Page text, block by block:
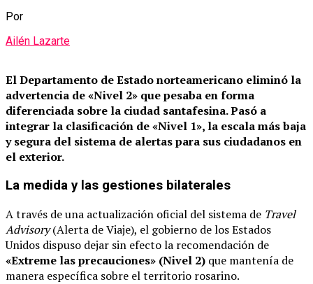
Por
Ailén Lazarte
El Departamento de Estado norteamericano eliminó la
advertencia de «Nivel 2» que pesaba en forma
diferenciada sobre la ciudad santafesina.Pasó a
integrar la clasificación de «Nivel 1», la escala más baja
y segura del sistema de alertas para sus ciudadanos en
el exterior.
La medida y las gestiones bilaterales
A través de una actualización oficial del sistema de Travel
Advisory(Alerta de Viaje), el gobierno de los Estados
Unidos dispuso dejar sin efecto la recomendación de
«Extreme las precauciones» (Nivel 2) que mantenía de
manera específica sobre el territorio rosarino.